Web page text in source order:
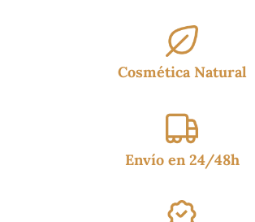
Cosmética Natural
Envío en 24/48h